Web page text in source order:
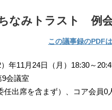
なみトラスト 例
この議事録のPDF
月24日（月）18:30～
議室
出席を含まず）、コア会